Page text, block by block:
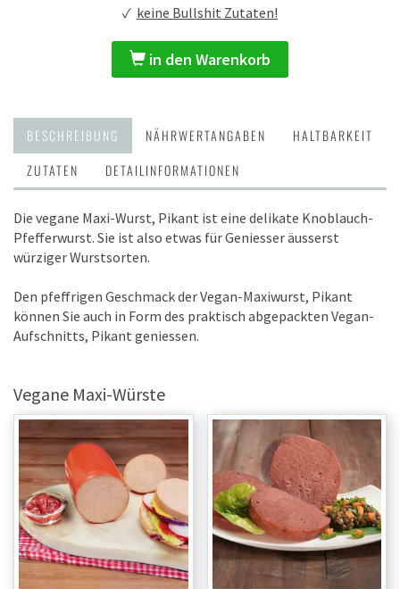
✓ keine Bullshit Zutaten!
in den Warenkorb
BESCHREIBUNG NÄHRWERTANGABEN
HALTBARKEIT
ZUTATEN
DETAILINFORMATIONEN
Die vegane Maxi-Wurst, Pikant ist eine delikate Knoblauch-
Pfefferwurst. Sie ist also etwas für Geniesser äusserst
würziger Wurstsorten.
Den pfeffrigen Geschmack der Vegan-Maxiwurst, Pikant
können Sie auch in Form des praktisch abgepackten Vegan-
Aufschnitts, Pikant geniessen.
Vegane Maxi-Würste